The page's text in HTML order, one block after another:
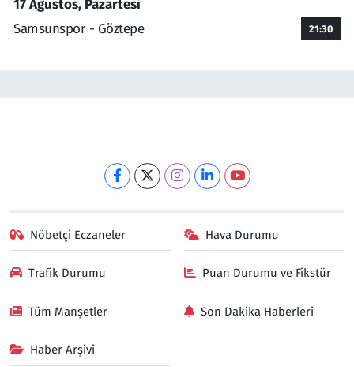
17 Ağustos, Pazartesi
Samsunspor - Göztepe
21:30
Nöbetçi Eczaneler Hava Durumu
Trafik Durumu Puan Durumu ve Fikstür
Tüm Manşetler Son Dakika Haberleri
Haber Arşivi